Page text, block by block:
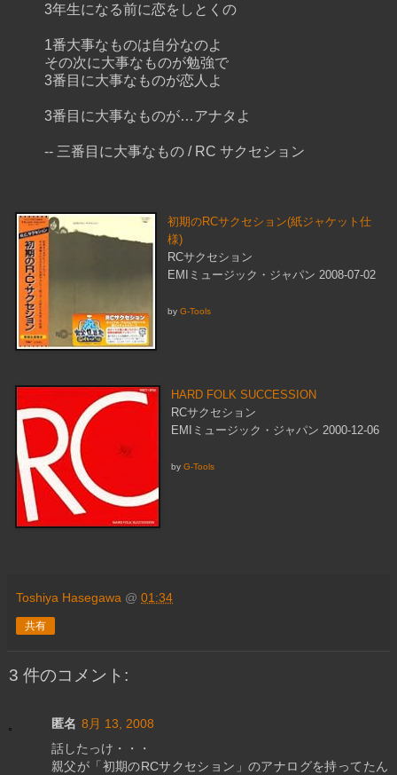
3年生になる前に恋をしとくの
1番大事なものは自分なのよ
その次に大事なものが勉強で
3番目に大事なものが恋人よ
3番目に大事なものが…アナタよ
-- 三番目に大事なもの / RC サクセション
初期のRCサクセション(紙ジャケット仕
様)
RCサクセション
EMIミュージック・ジャパン 2008-07-02
by G-Tools
HARD FOLK SUCCESSION
RCサクセション
EMIミュージック・ジャパン 2000-12-06
by G-Tools
Toshiya Hasegawa @ 01:34
共有
3 件のコメント:
匿名 8月 13, 2008
話したっけ・・・
親父が「初期のRCサクセション」のアナログを持ってたん